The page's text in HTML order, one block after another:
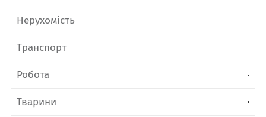
Нерухомість
Транспорт
Робота
Тварини